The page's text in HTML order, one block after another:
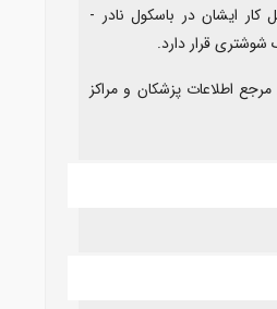
ایشان در باسکول نادر -
شوشتری قرار دارد.
مرجع اطلاعات پزشکان و مراکز